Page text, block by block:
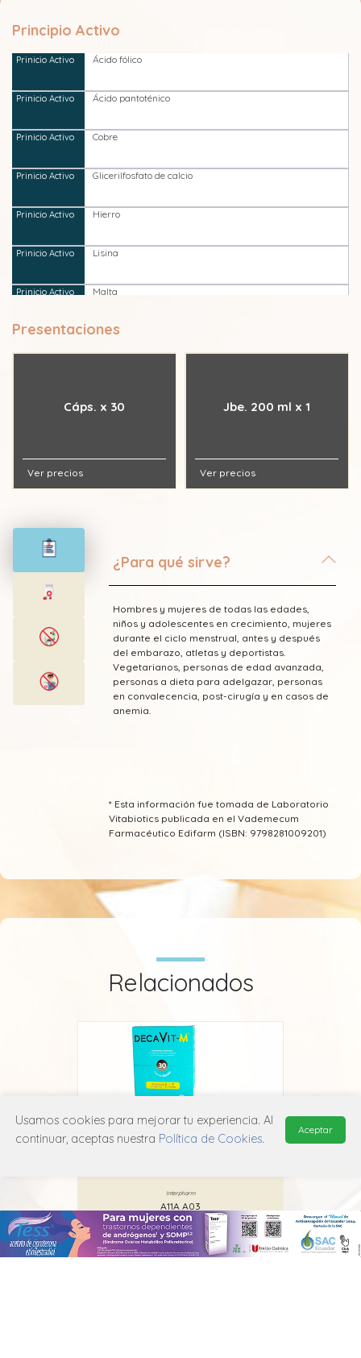
Principio Activo
Ácido fólico
Ácido pantoténico
Cobre
Glicerilfosfato de calcio
Hierro
Lisina
Malta
Manganeso
Vitamina B1 (Tiamina)
Presentaciones
Cáps. x 30
Ver precios
Jbe. 200 ml x 1
Ver precios
¿Para qué sirve?
Hombres y mujeres de todas las edades,
niños y adolescentes en crecimiento, mujeres
durante el ciclo menstrual, antes y después
del embarazo, atletas y deportistas.
Vegetarianos, personas de edad avanzada,
personas a dieta para adelgazar, personas
en convalecencia, post-cirugía y en casos de
anemia.
* Esta información fue tomada de Laboratorio
Vitabiotics publicada en el Vademecum
Farmacéutico Edifarm (ISBN: 9798281009201)
Relacionados
Interpharm
A11A A03
Usamos cookies para mejorar tu experiencia. Al
continuar, aceptas nuestra Política de Cookies.
Aceptar